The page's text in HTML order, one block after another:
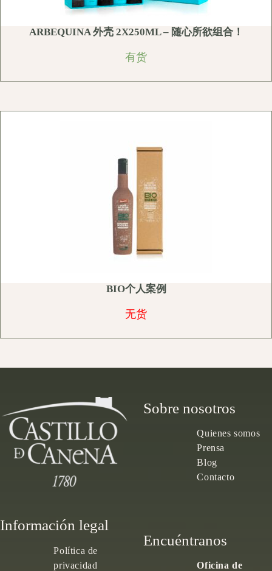
ARBEQUINA 外壳 2X250ML – 随心所欲组合！
有货
BIO个人案例
无货
Sobre nosotros
Quienes somos
Prensa
Blog
Contacto
Información legal
Política de
privacidad
Encuéntranos
Oficina de